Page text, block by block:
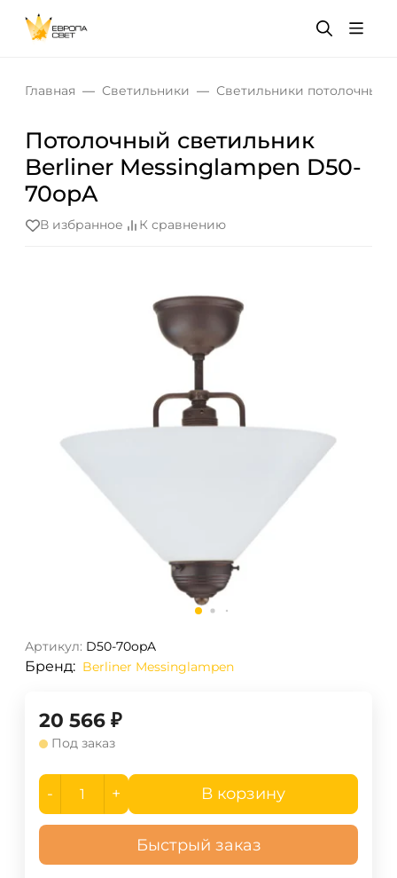
Главная Светильники Светильники потолочные
Потолочный светильник
Berliner Messinglampen D50-
70opA
В избранное К сравнению
Артикул: D50-70opA
Бренд: Berliner Messinglampen
20 566 ₽
Под заказ
- + В корзину
Быстрый заказ